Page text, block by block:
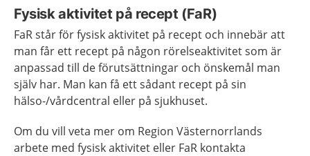
Fysisk aktivitet på recept (FaR)
FaR står för fysisk aktivitet på recept och innebär att
man får ett recept på någon rörelse­aktivitet som är
anpassad till de förutsättningar och önskemål man
själv har. Man kan få ett sådant recept på sin
hälso-/vårdcentral eller på sjukhuset.
Om du vill veta mer om Region Västernorrlands
arbete med fysisk aktivitet eller FaR kontakta